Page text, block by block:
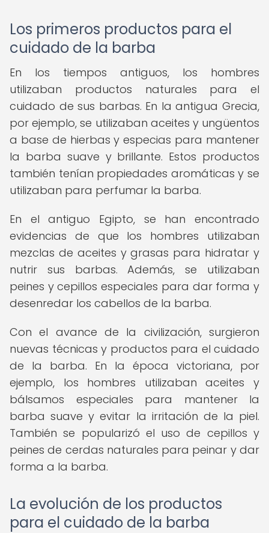
Los primeros productos para el
cuidado de la barba
En los tiempos antiguos, los hombres
utilizaban productos naturales para el
cuidado de sus barbas. En la antigua Grecia,
por ejemplo, se utilizaban aceites y ungüentos
a base de hierbas y especias para mantener
la barba suave y brillante. Estos productos
también tenían propiedades aromáticas y se
utilizaban para perfumar la barba.
En el antiguo Egipto, se han encontrado
evidencias de que los hombres utilizaban
mezclas de aceites y grasas para hidratar y
nutrir sus barbas. Además, se utilizaban
peines y cepillos especiales para dar forma y
desenredar los cabellos de la barba.
Con el avance de la civilización, surgieron
nuevas técnicas y productos para el cuidado
de la barba. En la época victoriana, por
ejemplo, los hombres utilizaban aceites y
bálsamos especiales para mantener la
barba suave y evitar la irritación de la piel.
También se popularizó el uso de cepillos y
peines de cerdas naturales para peinar y dar
forma a la barba.
La evolución de los productos
para el cuidado de la barba